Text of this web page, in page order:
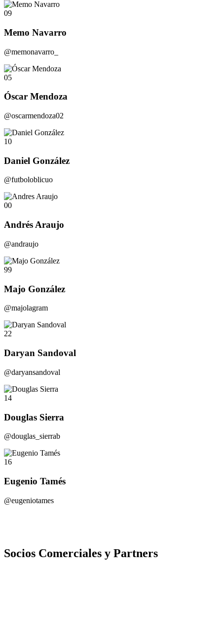
09
Memo Navarro
@memonavarro_
05
Óscar Mendoza
@oscarmendoza02
10
Daniel González
@futboloblicuo
00
Andrés Araujo
@andraujo
99
Majo González
@majolagram
22
Daryan Sandoval
@daryansandoval
14
Douglas Sierra
@douglas_sierrab
16
Eugenio Tamés
@eugeniotames
Socios Comerciales y Partners